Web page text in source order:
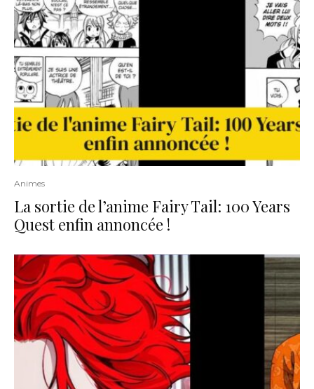
Animes
La sortie de l’anime Fairy Tail: 100 Years
Quest enfin annoncée !